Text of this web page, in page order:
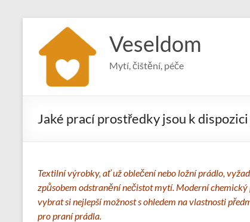
content
Veseldom
Mytí, čištění, péče
Jaké prací prostředky jsou k
Textilní výrobky, ať už oblečení nebo ložní prádlo,
způsobem odstranění nečistot mytí. Moderní
vybrat si nejlepší možnost s ohledem na vlastnosti
pro praní prádla.